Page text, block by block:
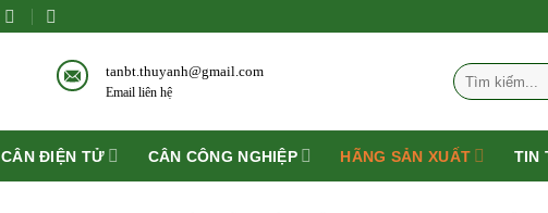
tanbt.thuyanh@gmail.com
Email liên hệ
Tìm
kiếm:
CÂN ĐIỆN TỬ CÂN CÔNG NGHIỆP HÃNG SẢN XUẤT TIN